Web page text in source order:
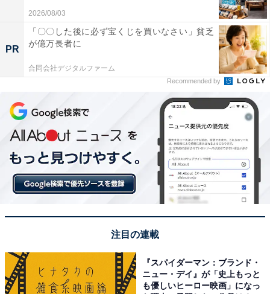
日々の買い物にちょうどいいサイズ
2026/08/03
PR
「〇〇した後に必ず宝くじを買いなさい」貧乏
が億万長者に
合同会社デジタルファーム
Recommended by
注目の連載
『スパイダーマン：ブランド・
ニュー・デイ』が「史上もっと
も優しいヒーロー映画」になっ